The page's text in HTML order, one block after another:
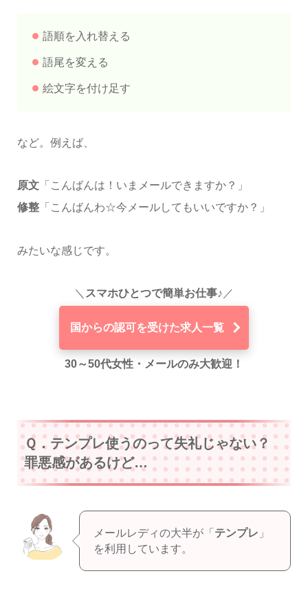
語順を入れ替える
語尾を変える
絵文字を付け足す
など。例えば、
原文「こんばんは！いまメールできますか？」
修整「こんばんわ☆今メールしてもいいですか？」
みたいな感じです。
＼ スマホひとつで簡単お仕事♪ ／
国からの認可を受けた求人一覧
30～50代女性・メールのみ大歓迎！
Ｑ．テンプレ使うのって失礼じゃない？
罪悪感があるけど…
メールレディの大半が「 テンプレ 」
を利用しています。